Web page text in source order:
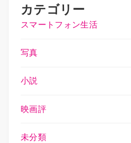
カテゴリー
スマートフォン生活
写真
小説
映画評
未分類